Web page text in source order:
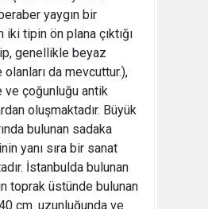
yaygın bir
tipin ön plana çıktığı
genellikle beyaz
da mevcuttur.),
çoğunluğu antik
oluşmaktadır. Büyük
bulunan sadaka
yanı sıra bir sanat
İstanbulda bulunan
toprak üstünde bulunan
cm. uzunluğunda ve